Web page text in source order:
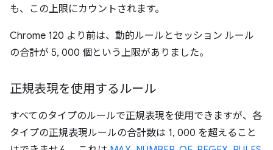
も、この上限にカウントされます。
Chrome 120 より前は、動的ルールとセッション ルール
の合計が 5, 000 個という上限がありました。
正規表現を使用するルール
すべてのタイプのルールで正規表現を使用できますが、各
タイプの正規表現ルールの合計数は 1, 000 を超えること